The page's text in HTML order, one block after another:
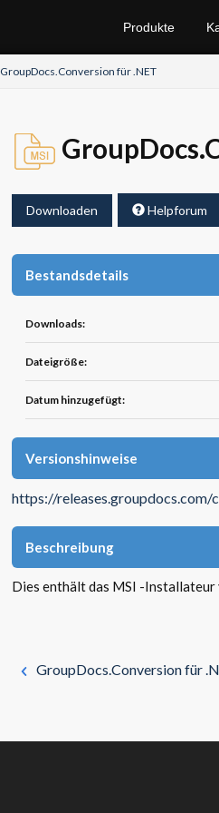
Produkte
GroupDocs.Conversion für .NET
Downloaden Helpforum
Bestandsdetails
Downloads:
Dateigröße:
Datum hinzugefügt:
Versionshinweise
https://
Beschreibung
Dies enthält das MSI -
GroupDocs.Conversion für